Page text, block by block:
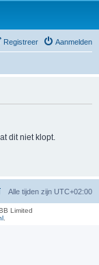
Aanmelden
Registreer
dit niet klopt.
Alle tijden zijn UTC+02:00
Limited